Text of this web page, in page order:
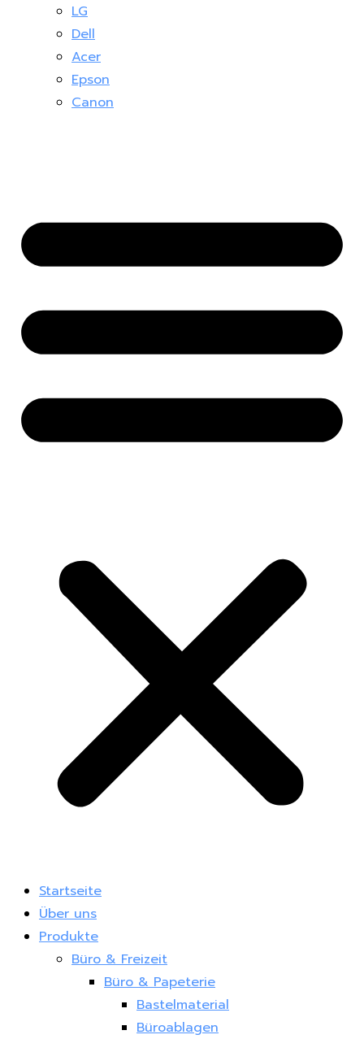
LG
Dell
Acer
Epson
Canon
Startseite
Über uns
Produkte
Büro & Freizeit
Büro & Papeterie
Bastelmaterial
Büroablagen